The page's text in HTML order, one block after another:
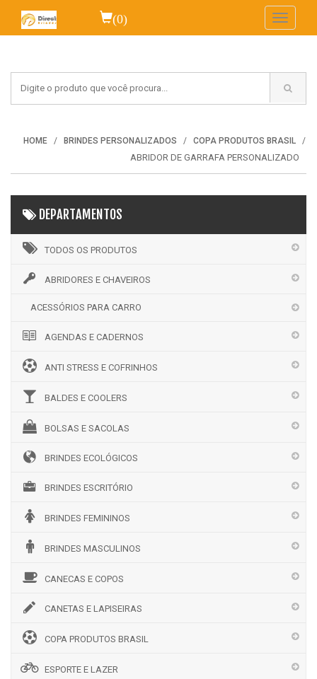
(0)
Toggle
HOME BRINDES PERSONALIZADOS COPA PRODUTOS BRASIL
ABRIDOR DE GARRAFA PERSONALIZADO
DEPARTAMENTOS
TODOS OS PRODUTOS
ABRIDORES E CHAVEIROS
ACESSÓRIOS PARA CARRO
AGENDAS E CADERNOS
ANTI STRESS E COFRINHOS
BALDES E COOLERS
BOLSAS E SACOLAS
BRINDES ECOLÓGICOS
BRINDES ESCRITÓRIO
BRINDES FEMININOS
BRINDES MASCULINOS
CANECAS E COPOS
CANETAS E LAPISEIRAS
COPA PRODUTOS BRASIL
ESPORTE E LAZER